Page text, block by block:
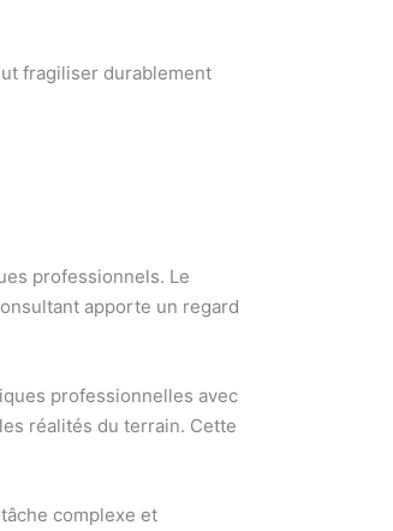
fragiliser durablement
professionnels. Le
apporte un regard
professionnelles avec
réalités du terrain. Cette
complexe et